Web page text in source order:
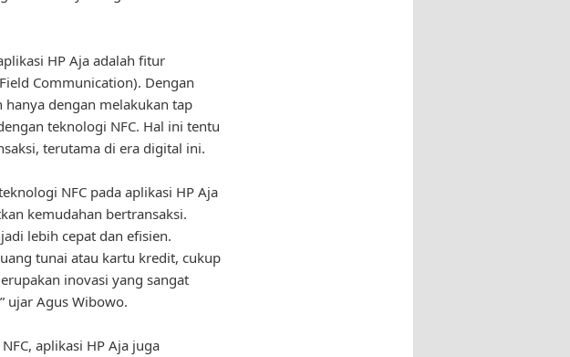
HP Aja adalah fitur
Communication). Dengan
dengan melakukan tap
teknologi NFC. Hal ini tentu
terutama di era digital ini.
NFC pada aplikasi HP Aja
kemudahan bertransaksi.
lebih cepat dan efisien.
tunai atau kartu kredit, cukup
inovasi yang sangat
ujar Agus Wibowo.
aplikasi HP Aja juga